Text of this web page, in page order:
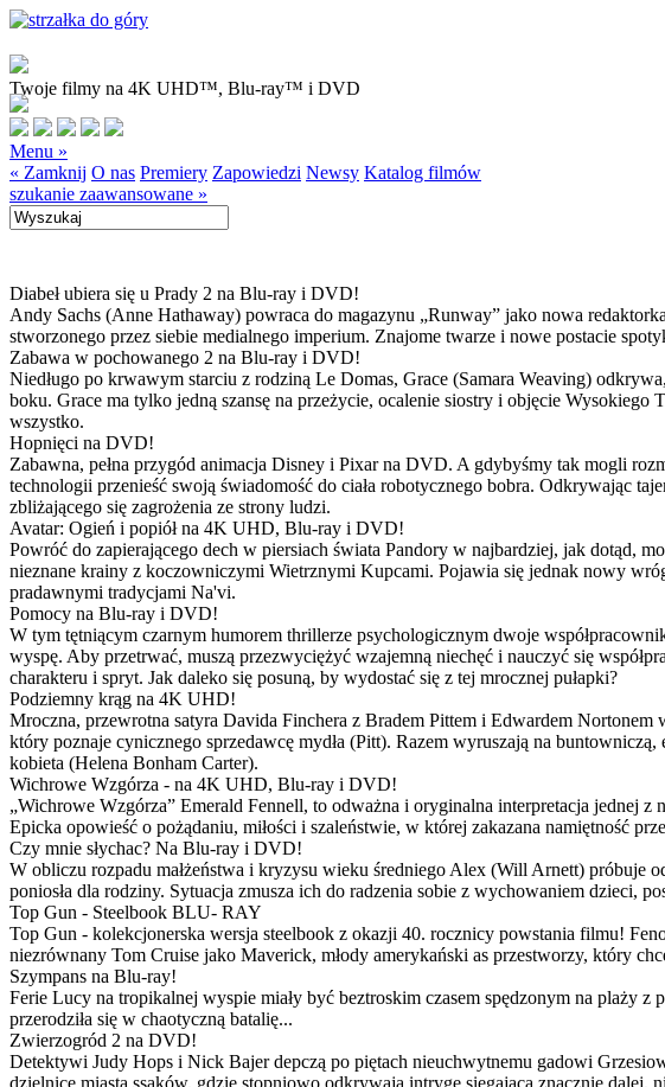
Twoje filmy na 4K UHD™, Blu-ray™ i DVD
Menu »
« Zamknij O nas Premiery Zapowiedzi Newsy Katalog filmów
szukanie zaawansowane »
Diabeł ubiera się u Prady 2 na Blu-ray i DVD!
Andy Sachs (Anne Hathaway) powraca do magazynu „Runway” jako nowa
stworzonego przez siebie medialnego imperium. Znajome twarze i nowe postacie
Zabawa w pochowanego 2 na Blu-ray i DVD!
Niedługo po krwawym starciu z rodziną Le Domas, Grace (Samara Weaving)
boku. Grace ma tylko jedną szansę na przeżycie, ocalenie siostry i objęcie
wszystko.
Hopnięci na DVD!
Zabawna, pełna przygód animacja Disney i Pixar na DVD. A gdybyśmy tak mogli
technologii przenieść swoją świadomość do ciała robotycznego bobra. Odkrywając
zbliżającego się zagrożenia ze strony ludzi.
Avatar: Ogień i popiół na 4K UHD, Blu-ray i DVD!
Powróć do zapierającego dech w piersiach świata Pandory w najbardziej, jak dotąd,
nieznane krainy z koczowniczymi Wietrznymi Kupcami. Pojawia się jednak nowy
pradawnymi tradycjami Na'vi.
Pomocy na Blu-ray i DVD!
W tym tętniącym czarnym humorem thrillerze psychologicznym dwoje
wyspę. Aby przetrwać, muszą przezwyciężyć wzajemną niechęć i nauczyć się
charakteru i spryt. Jak daleko się posuną, by wydostać się z tej mrocznej pułapki?
Podziemny krąg na 4K UHD!
Mroczna, przewrotna satyra Davida Finchera z Bradem Pittem i Edwardem
który poznaje cynicznego sprzedawcę mydła (Pitt). Razem wyruszają na
kobieta (Helena Bonham Carter).
Wichrowe Wzgórza - na 4K UHD, Blu-ray i DVD!
„Wichrowe Wzgórza” Emerald Fennell, to odważna i oryginalna interpretacja jednej
Epicka opowieść o pożądaniu, miłości i szaleństwie, w której zakazana namiętność
Czy mnie słychac? Na Blu-ray i DVD!
W obliczu rozpadu małżeństwa i kryzysu wieku średniego Alex (Will Arnett) próbuje
poniosła dla rodziny. Sytuacja zmusza ich do radzenia sobie z wychowaniem dzieci,
Top Gun - Steelbook BLU- RAY
Top Gun - kolekcjonerska wersja steelbook z okazji 40. rocznicy powstania filmu!
niezrównany Tom Cruise jako Maverick, młody amerykański as przestworzy, który
Szympans na Blu-ray!
Ferie Lucy na tropikalnej wyspie miały być beztroskim czasem spędzonym na plaży
przerodziła się w chaotyczną batalię...
Zwierzogród 2 na DVD!
Detektywi Judy Hops i Nick Bajer depczą po piętach nieuchwytnemu gadowi
dzielnice miasta ssaków, gdzie stopniowo odkrywają intrygę sięgającą znacznie